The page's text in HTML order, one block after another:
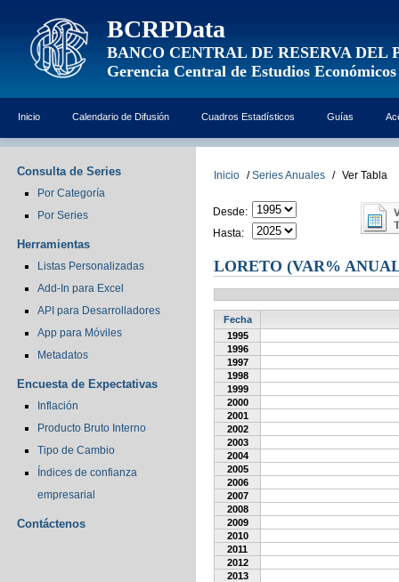
BCRPData
BANCO CENTRAL DE RESERVA DEL
Gerencia Central de Estudios Económicos
Inicio Calendario de Difusión Cuadros Estadísticos Guías
Consulta de Series
Por Categoría
Por Series
Herramientas
Listas Personalizadas
Add-In para Excel
API para Desarrolladores
App para Móviles
Metadatos
Encuesta de Expectativas
Inflación
Producto Bruto Interno
Tipo de Cambio
Índices de confianza
empresarial
Contáctenos
Inicio / Series Anuales / Ver Tabla
Desde:
Hasta:
LORETO (VAR%
Fecha
1995
1996
1997
1998
1999
2000
2001
2002
2003
2004
2005
2006
2007
2008
2009
2010
2011
2012
2013